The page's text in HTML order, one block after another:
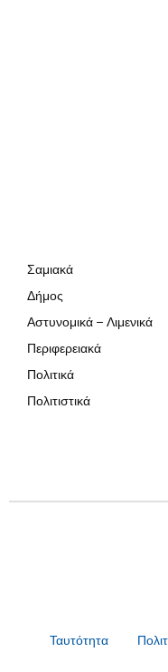
Σαμιακά
Δήμος
Αστυνομικά – Λιμενικά
Περιφερειακά
Πολιτικά
Πολιτιστικά
Ταυτότητα